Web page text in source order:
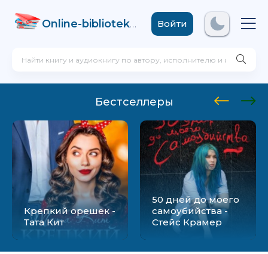
Online-biblioteka .comВойти
Бестселлеры
Крепкий орешек -
Тата Кит
50 дней до моего
самоубийства -
Стейс Крамер